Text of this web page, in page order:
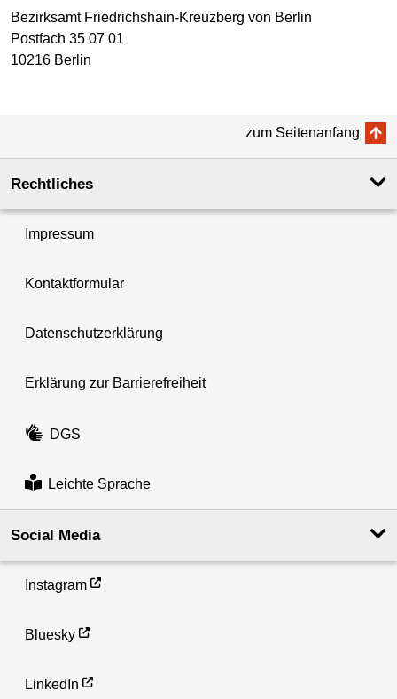
Bezirksamt Friedrichshain-Kreuzberg von Berlin
Postfach 35 07 01
10216 Berlin
zum Seitenanfang
Rechtliches
Impressum
Kontaktformular
Datenschutzerklärung
Erklärung zur Barrierefreiheit
DGS
Leichte Sprache
Social Media
Instagram
Bluesky
LinkedIn